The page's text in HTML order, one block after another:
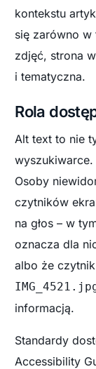
kontekstu
się zarówno w
zdjęć, strona
i tematyczna.
Rola
Alt text to nie
Osoby
czytników
na głos – w
oznacza dla
albo że
informacją.
Standardy
Accessibility